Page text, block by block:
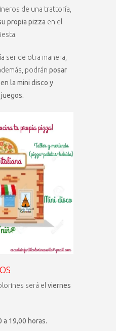
de una trattoría,
propia pizza en el
ser de otra manera,
podrán posar
la mini disco y
será el viernes
a 19,00 horas.